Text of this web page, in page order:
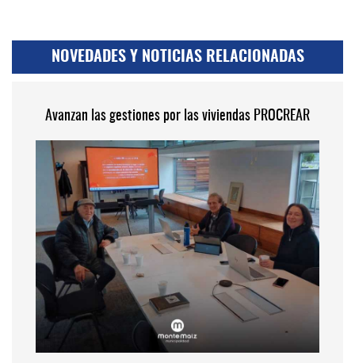
NOVEDADES Y NOTICIAS RELACIONADAS
Avanzan las gestiones por las viviendas PROCREAR